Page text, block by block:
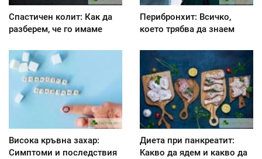
Спастичен колит: Как да
разберем, че го имаме
Перибронхит: Всичко,
което трябва да знаем
Висока кръвна захар:
Симптоми и последствия
Диета при панкреатит:
Kакво да ядем и какво да